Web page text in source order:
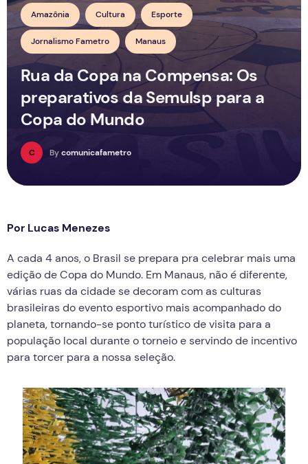
Amazônia Cultura Esporte
Jornalismo Fametro Manaus
Rua da Copa na Compensa: Os
preparativos da Semulsp para a
Copa do Mundo
C Bycomunicafametro
Por Lucas Menezes
A cada 4 anos, o Brasil se prepara pra celebrar mais uma
edição de Copa do Mundo. Em Manaus, não é diferente,
várias ruas da cidade se decoram com as culturas
brasileiras do evento esportivo mais acompanhado do
planeta, tornando-se ponto turístico de visita para a
população local durante o torneio e servindo de incentivo
para torcer para a nossa seleção.